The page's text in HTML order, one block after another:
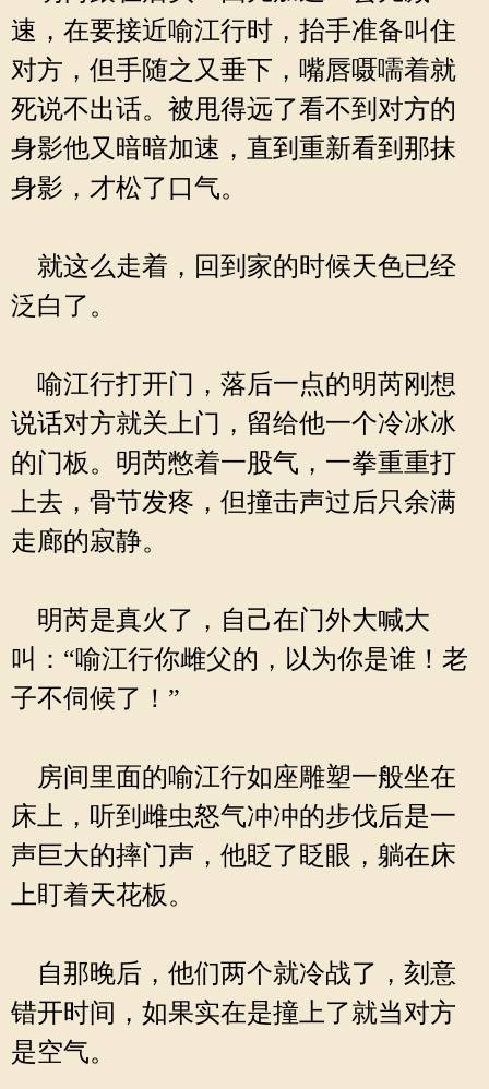
速，在要接近喻江行时，抬手准备叫住
对方，但手随之又垂下，嘴唇嗫嚅着就
死说不出话。被甩得远了看不到对方的
身影他又暗暗加速，直到重新看到那抹
身影，才松了口气。
就这么走着，回到家的时候天色已经
泛白了。
喻江行打开门，落后一点的明芮刚想
说话对方就关上门，留给他一个冷冰冰
的门板。明芮憋着一股气，一拳重重打
上去，骨节发疼，但撞击声过后只余满
走廊的寂静。
明芮是真火了，自己在门外大喊大
叫：“喻江行你雌父的，以为你是谁！老
子不伺候了！”
房间里面的喻江行如座雕塑一般坐在
床上，听到雌虫怒气冲冲的步伐后是一
声巨大的摔门声，他眨了眨眼，躺在床
上盯着天花板。
自那晚后，他们两个就冷战了，刻意
错开时间，如果实在是撞上了就当对方
是空气。